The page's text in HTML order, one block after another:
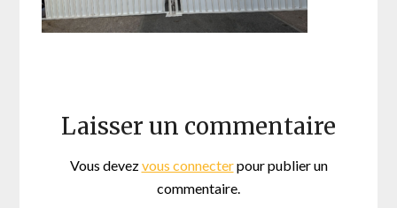
Laisser un commentaire
Vous devezvous connecterpour publier un
commentaire.